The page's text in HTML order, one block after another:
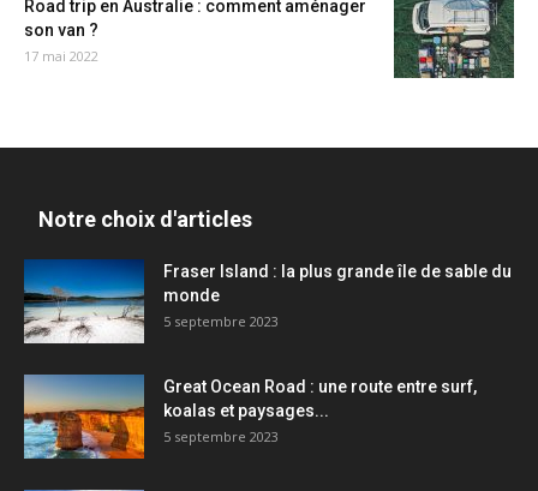
Road trip en Australie : comment aménager
son van ?
17 mai 2022
Notre choix d'articles
Fraser Island : la plus grande île de sable du
monde
5 septembre 2023
Great Ocean Road : une route entre surf,
koalas et paysages...
5 septembre 2023